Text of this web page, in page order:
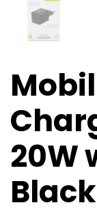
20W
Black